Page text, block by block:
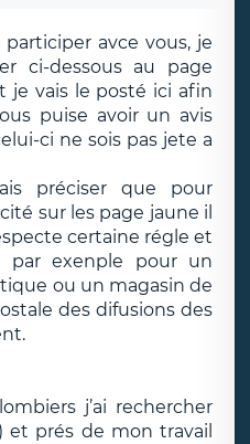
avce vous, je
ci-dessous au page
je vais le posté ici afin
puise avoir un avis
ci ne sois pas jete a
préciser que pour
sur les page jaune il
certaine régle et
par exenple pour un
ou un magasin de
des difusions des
j’ai rechercher
et prés de mon travail